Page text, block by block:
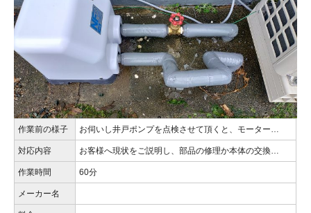
作業前の様子 お伺いし井戸ポンプを点検させて頂くと、モーター…
対応内容 お客様へ現状をご説明し、部品の修理か本体の交換…
作業時間 60分
メーカー名